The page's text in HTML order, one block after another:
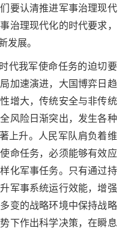
要认清推进军事治理现代
治理现代化的时代要求，
发展。
代我军使命任务的迫切要
加速演进，大国博弈日趋
增大，传统安全与非传统
风险日渐突出，发生各种
上升。人民军队肩负着维
命任务，必须能够有效应
化军事任务。只有通过持
军事系统运行效能，增强
变的战略环境中保持战略
下作出科学决策，在瞬息